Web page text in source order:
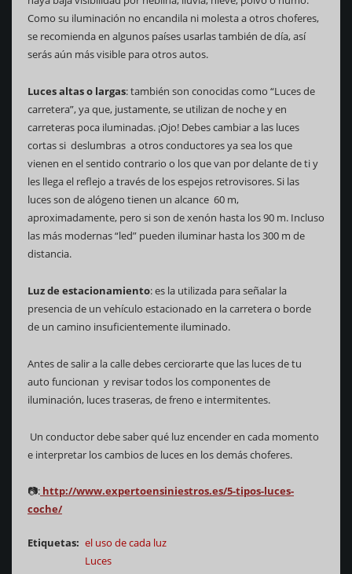
Como su iluminación no encandila ni molesta a otros choferes,
se recomienda en algunos países usarlas también de día, así
serás aún más visible para otros autos.
Luces altas o largas: también son conocidas como “Luces de
carretera”, ya que, justamente, se utilizan de noche y en
carreteras poca iluminadas. ¡Ojo! Debes cambiar a las luces
cortas si deslumbras a otros conductores ya sea los que
vienen en el sentido contrario o los que van por delante de ti y
les llega el reflejo a través de los espejos retrovisores. Si las
luces son de alógeno tienen un alcance 60 m,
aproximadamente, pero si son de xenón hasta los 90 m. Incluso
las más modernas “led” pueden iluminar hasta los 300 m de
distancia.
Luz de estacionamiento: es la utilizada para señalar la
presencia de un vehículo estacionado en la carretera o borde
de un camino insuficientemente iluminado.
Antes de salir a la calle debes cerciorarte que las luces de tu
auto funcionan y revisar todos los componentes de
iluminación, luces traseras, de freno e intermitentes.
Un conductor debe saber qué luz encender en cada momento
e interpretar los cambios de luces en los demás choferes.
📷: http://www.expertoensiniestros.es/5-tipos-luces-
coche/
Etiquetas
el uso de cada luz
Luces